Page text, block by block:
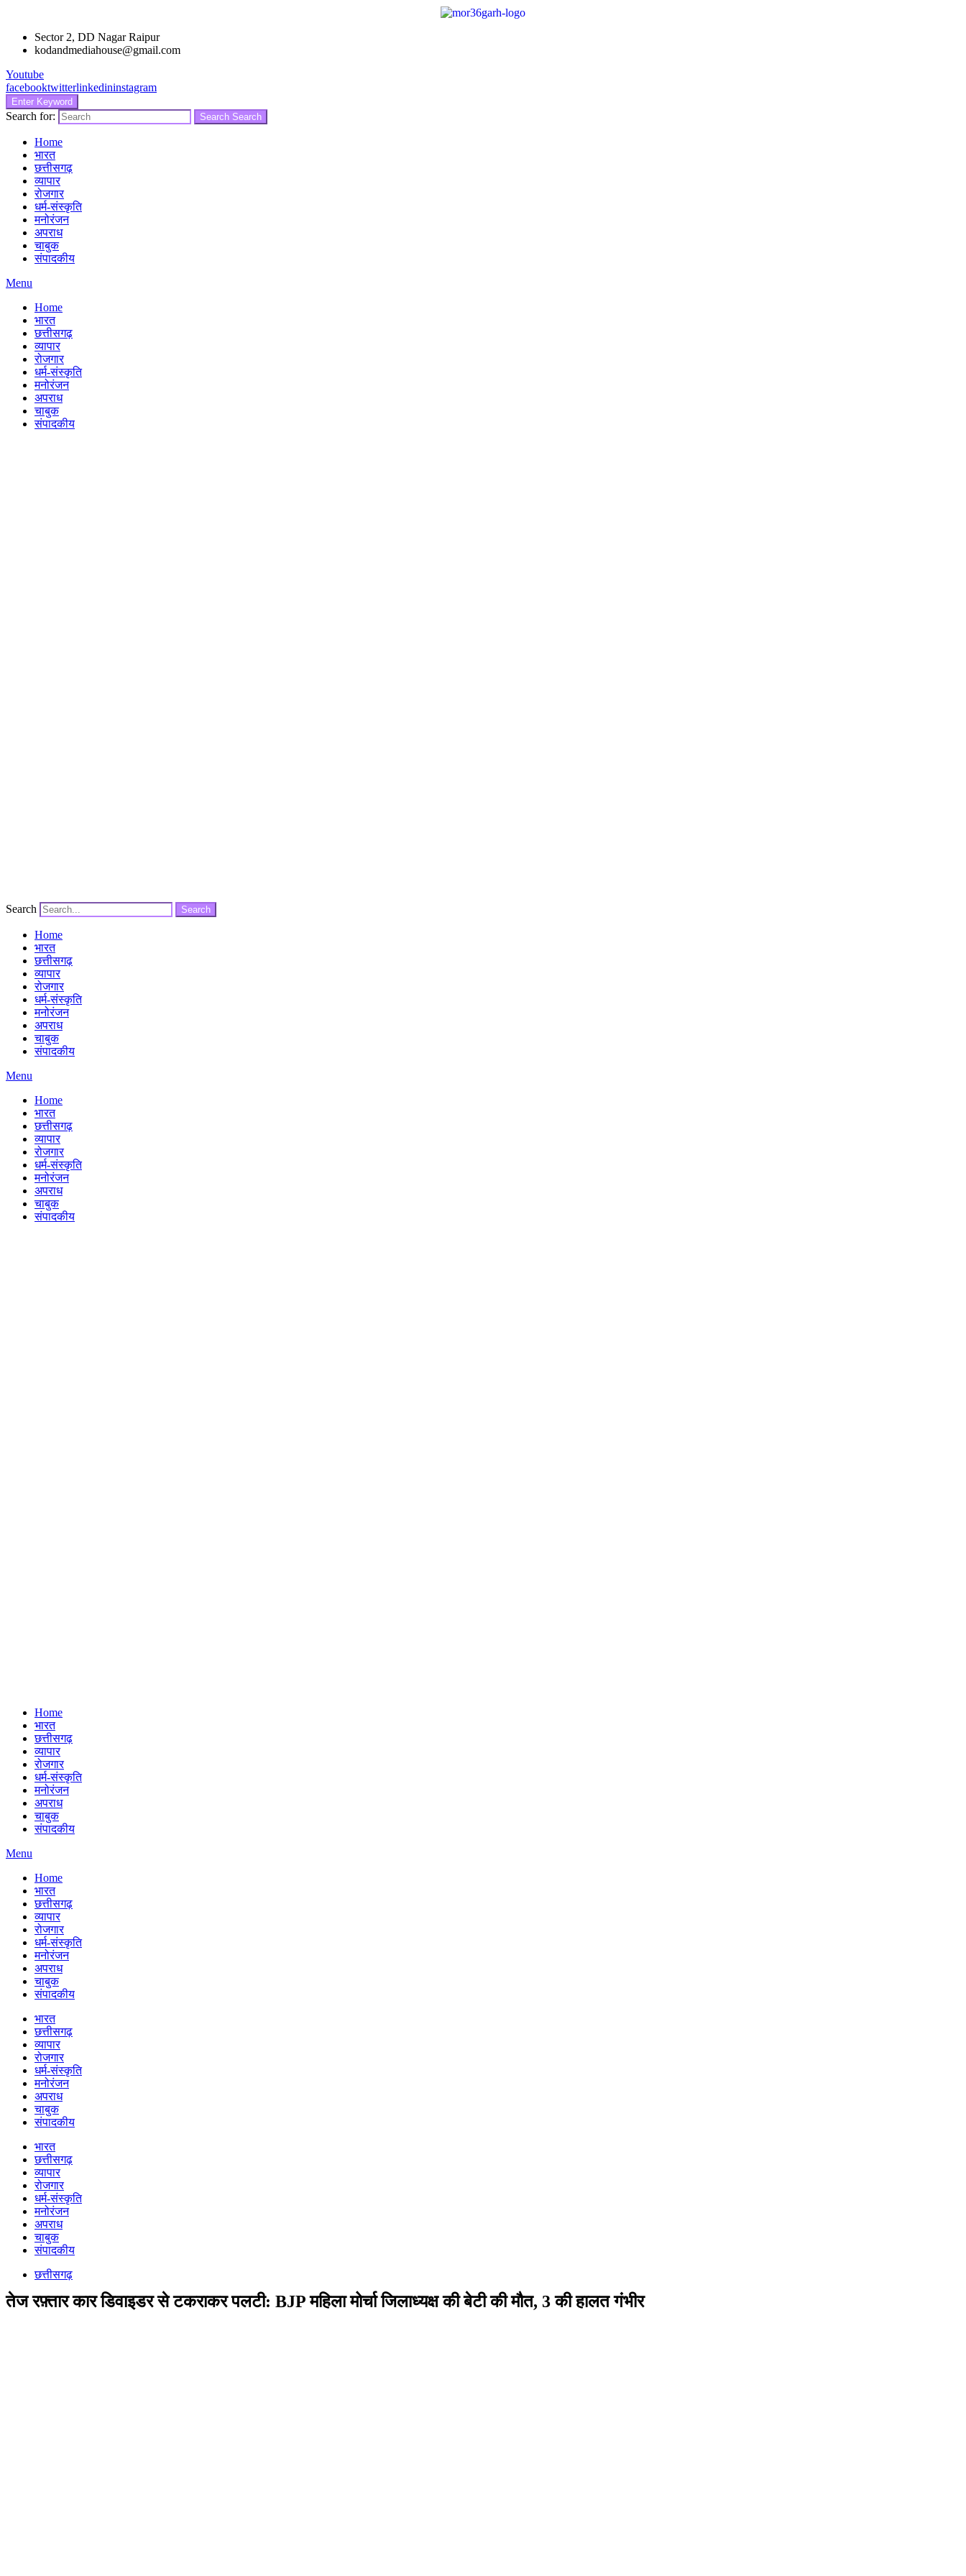
Sector 2, DD Nagar Raipur
kodandmediahouse@gmail.com
Youtube
facebooktwitterlinkedininstagram
Enter Keyword
Search for: Search Search
Home
भारत
छत्तीसगढ़
व्यापार
रोजगार
धर्म-संस्कृति
मनोरंजन
अपराध
चाबुक
संपादकीय
Menu
Home
भारत
छत्तीसगढ़
व्यापार
रोजगार
धर्म-संस्कृति
मनोरंजन
अपराध
चाबुक
संपादकीय
Search Search
Home
भारत
छत्तीसगढ़
व्यापार
रोजगार
धर्म-संस्कृति
मनोरंजन
अपराध
चाबुक
संपादकीय
Menu
Home
भारत
छत्तीसगढ़
व्यापार
रोजगार
धर्म-संस्कृति
मनोरंजन
अपराध
चाबुक
संपादकीय
Home
भारत
छत्तीसगढ़
व्यापार
रोजगार
धर्म-संस्कृति
मनोरंजन
अपराध
चाबुक
संपादकीय
Menu
Home
भारत
छत्तीसगढ़
व्यापार
रोजगार
धर्म-संस्कृति
मनोरंजन
अपराध
चाबुक
संपादकीय
भारत
छत्तीसगढ़
व्यापार
रोजगार
धर्म-संस्कृति
मनोरंजन
अपराध
चाबुक
संपादकीय
भारत
छत्तीसगढ़
व्यापार
रोजगार
धर्म-संस्कृति
मनोरंजन
अपराध
चाबुक
संपादकीय
छत्तीसगढ़
तेज रफ़्तार कार डिवाइडर से टकराकर पलटी: BJP महिला मोर्चा जिलाध्यक्ष की बेटी की मौत, 3 की हालत गंभीर